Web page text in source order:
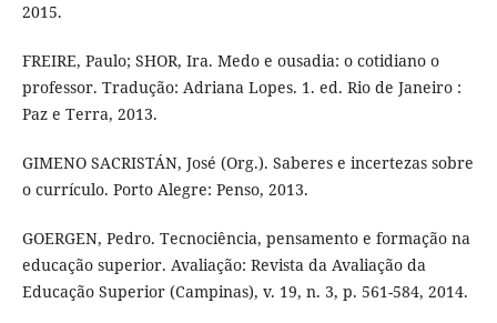
2015.
FREIRE, Paulo; SHOR, Ira. Medo e ousadia: o cotidiano o
professor. Tradução: Adriana Lopes. 1. ed. Rio de Janeiro :
Paz e Terra, 2013.
GIMENO SACRISTÁN, José (Org.). Saberes e incertezas sobre
o currículo. Porto Alegre: Penso, 2013.
GOERGEN, Pedro. Tecnociência, pensamento e formação na
educação superior. Avaliação: Revista da Avaliação da
Educação Superior (Campinas), v. 19, n. 3, p. 561-584, 2014.